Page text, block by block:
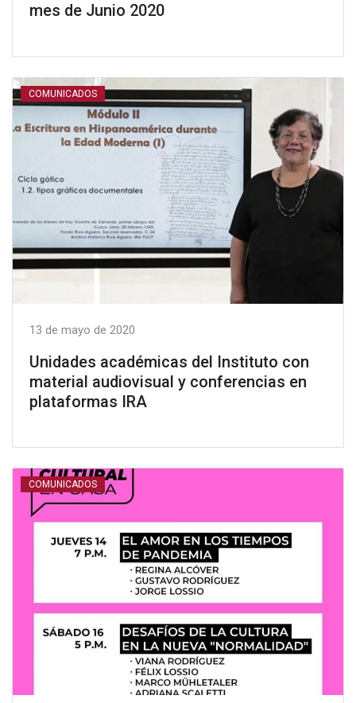
mes de Junio 2020
COMUNICADOS
13 de mayo de 2020
Unidades académicas del Instituto con
material audiovisual y conferencias en
plataformas IRA
COMUNICADOS